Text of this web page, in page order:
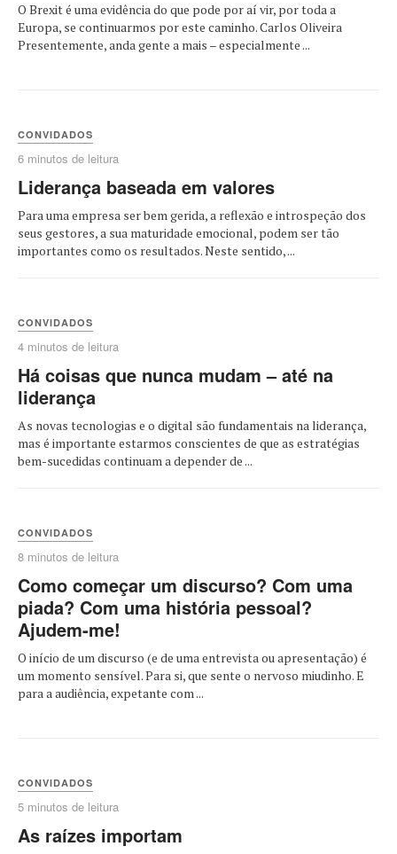
O Brexit é uma evidência do que pode por aí vir, por toda a
Europa, se continuarmos por este caminho. Carlos Oliveira
Presentemente, anda gente a mais – especialmente ...
CONVIDADOS
6 minutos de leitura
Liderança baseada em valores
Para uma empresa ser bem gerida, a reflexão e introspeção dos
seus gestores, a sua maturidade emocional, podem ser tão
importantes como os resultados. Neste sentido, ...
CONVIDADOS
4 minutos de leitura
Há coisas que nunca mudam – até na
liderança
As novas tecnologias e o digital são fundamentais na liderança,
mas é importante estarmos conscientes de que as estratégias
bem-sucedidas continuam a depender de ...
CONVIDADOS
8 minutos de leitura
Como começar um discurso? Com uma
piada? Com uma história pessoal?
Ajudem-me!
O início de um discurso (e de uma entrevista ou apresentação) é
um momento sensível. Para si, que sente o nervoso miudinho. E
para a audiência, expetante com ...
CONVIDADOS
5 minutos de leitura
As raízes importam